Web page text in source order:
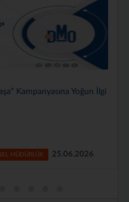
Dönemi Stajyerlerimiz İçin
MÜDÜRLÜK 24.06.2026